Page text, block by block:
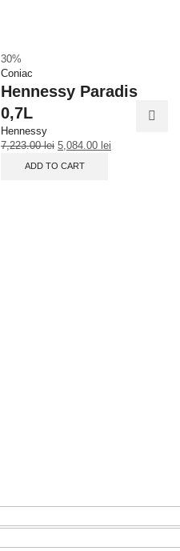
30%
Coniac
Hennessy Paradis
0,7L
Hennessy
7,223.00lei 5,084.00 lei
ADD TO CART